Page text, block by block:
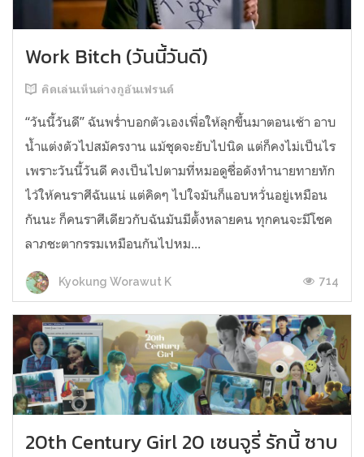
Work Bitch (วันนี้วันดี)
คิดเล่นเห็นต่างกูอันเฟรนด์
“วันนี้วันดี” ฉันพร่ำบอกตัวเองเพื่อให้ลุกขึ้นมาตอนเช้า อาบ
น้ำแต่งตัวไปสมัครงาน แม้ชุดจะยับไปนิด แต่ก็คงไม่เป็นไร
เพราะวันนี้วันดี คงเป็นไปตามที่หมอดูชื่อดังทำนายทายทัก
ไว้ให้คนราศีฉันแน่ แต่คิดๆ ไปใจมันก็แอบหวั่นอยู่เหมือน
กันนะ ก็คนราศีเดียวกับฉันมันมีตั้งหลายคน ทุกคนจะมีโชค
ลาภชะตากรรมเหมือนกันไปหม...
Kyokung Worawut K 714
20th Century Girl 20 เซนจูรี่ รักนี้ ซาบ